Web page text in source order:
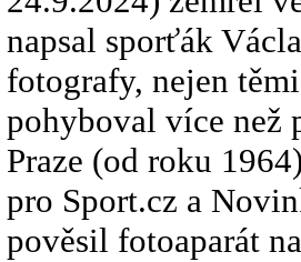
napsal sporťák
fotografy, nejen
pohyboval více než
Praze (od roku
pro Sport.cz a
pověsil fotoaparát